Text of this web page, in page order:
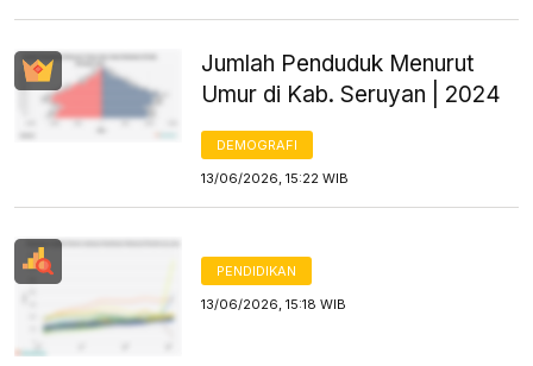
Jumlah Penduduk Menurut
Umur di Kab. Seruyan | 2024
DEMOGRAFI
13/06/2026, 15:22 WIB
PENDIDIKAN
13/06/2026, 15:18 WIB